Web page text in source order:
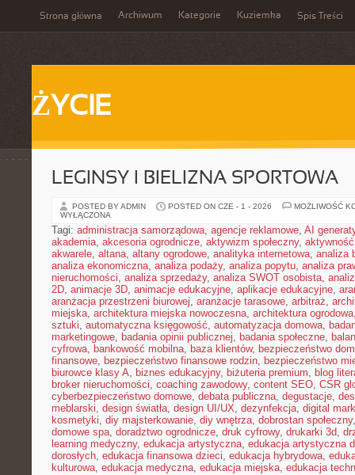
Strona główna Archiwum Kategorie Kuziemka Spis Treści
ŻYCIE
LEGINSY I BIELIZNA SPORTOWA
POSTED BY ADMIN POSTED ON CZE - 1 - 2026
MOŻLIWOŚĆ
WYŁĄCZONA
Tagi: administracja samorządowa, agencje reklamowe, AI
akademia, akcesoria ogrodnicze, aktywizm społeczny,
akwarele, altana, altany ogrodowe, analityka internetowa, analiza
analiza ekonomiczna, analiza podaży, analiza popytu, analiza
nieruchomości, analiza sprzedaży, analiza SWOT osobista,
2D, animacje 3D, animacje edukacyjne, aplikacje edukacyjne,
aranżacja przestrzeni biurowej, aranżacje tarasowe, arbitraż,
miejska, architektura miejska nowoczesna, architektura ogrodowa
sztuki, automatyczna księgowość, automatyzacja domowa,
marketingowe, badania opinii publicznej, badania społeczne,
cyfrowa, bankowość mobilna, baza klientów, bezpieczeństwo
finansowe, bezpieczeństwo finansowe rodzin, bezpieczeństwo
biurowce klasy A, biznes edukacyjny, biżuteria premium, blog
broker nieruchomości, coaching zawodowy, content SEO, CSR
cyberbezpieczeństwo domowe, debata publiczna, degustacje,
meblarski, design światła, design UI/UX, dezynfekcja, digital
kosmetyki, diy majsterkowanie, diy wnętrza, dobrostan społeczny
domowe spa, doradztwo ogrodnicze, druk cyfrowy, drukarki 3d,
learning medyczny, edukacja artystyczna, edukacja artystyczna
dorosłych, edukacja finansowa dzieci, edukacja hybrydowa,
kulturowa, edukacja medyczna, edukacja miejska, edukacja